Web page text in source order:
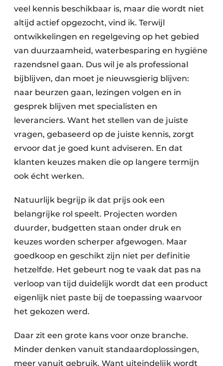
veel kennis beschikbaar is, maar die wordt niet
altijd actief opgezocht, vind ik. Terwijl
ontwikkelingen en regelgeving op het gebied
van duurzaamheid, waterbesparing en hygiëne
razendsnel gaan. Dus wil je als professional
bijblijven, dan moet je nieuwsgierig blijven:
naar beurzen gaan, lezingen volgen en in
gesprek blijven met specialisten en
leveranciers. Want het stellen van de juiste
vragen, gebaseerd op de juiste kennis, zorgt
ervoor dat je goed kunt adviseren. En dat
klanten keuzes maken die op langere termijn
ook écht werken.
Natuurlijk begrijp ik dat prijs ook een
belangrijke rol speelt. Projecten worden
duurder, budgetten staan onder druk en
keuzes worden scherper afgewogen. Maar
goedkoop en geschikt zijn niet per definitie
hetzelfde. Het gebeurt nog te vaak dat pas na
verloop van tijd duidelijk wordt dat een product
eigenlijk niet paste bij de toepassing waarvoor
het gekozen werd.
Daar zit een grote kans voor onze branche.
Minder denken vanuit standaardoplossingen,
meer vanuit gebruik. Want uiteindelijk wordt